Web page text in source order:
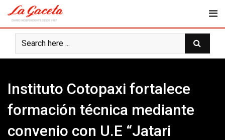
content
Instituto Cotopaxi fortalece
formación técnica mediante
convenio con U.E “Jatari